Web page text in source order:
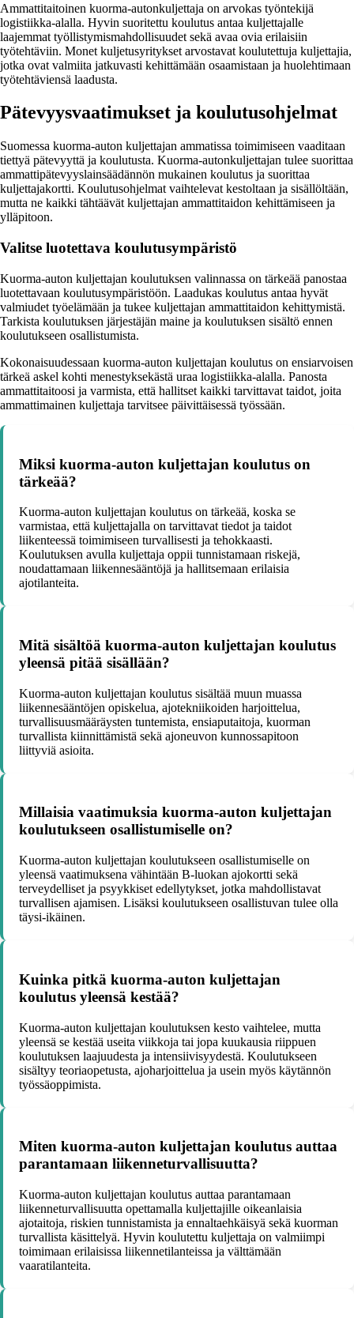
Ammattitaitoinen kuorma-autonkuljettaja on arvokas työntekijä
logistiikka-alalla. Hyvin suoritettu koulutus antaa kuljettajalle
laajemmat työllistymismahdollisuudet sekä avaa ovia erilaisiin
työtehtäviin. Monet kuljetusyritykset arvostavat koulutettuja kuljettajia,
jotka ovat valmiita jatkuvasti kehittämään osaamistaan ja huolehtimaan
työtehtäviensä laadusta.
Pätevyysvaatimukset ja koulutusohjelmat
Suomessa kuorma-auton kuljettajan ammatissa toimimiseen vaaditaan
tiettyä pätevyyttä ja koulutusta. Kuorma-autonkuljettajan tulee suorittaa
ammattipätevyyslainsäädännön mukainen koulutus ja suorittaa
kuljettajakortti. Koulutusohjelmat vaihtelevat kestoltaan ja sisällöltään,
mutta ne kaikki tähtäävät kuljettajan ammattitaidon kehittämiseen ja
ylläpitoon.
Valitse luotettava koulutusympäristö
Kuorma-auton kuljettajan koulutuksen valinnassa on tärkeää panostaa
luotettavaan koulutusympäristöön. Laadukas koulutus antaa hyvät
valmiudet työelämään ja tukee kuljettajan ammattitaidon kehittymistä.
Tarkista koulutuksen järjestäjän maine ja koulutuksen sisältö ennen
koulutukseen osallistumista.
Kokonaisuudessaan kuorma-auton kuljettajan koulutus on ensiarvoisen
tärkeä askel kohti menestyksekästä uraa logistiikka-alalla. Panosta
ammattitaitoosi ja varmista, että hallitset kaikki tarvittavat taidot, joita
ammattimainen kuljettaja tarvitsee päivittäisessä työssään.
Miksi kuorma-auton kuljettajan koulutus on
tärkeää?
Kuorma-auton kuljettajan koulutus on tärkeää, koska se
varmistaa, että kuljettajalla on tarvittavat tiedot ja taidot
liikenteessä toimimiseen turvallisesti ja tehokkaasti.
Koulutuksen avulla kuljettaja oppii tunnistamaan riskejä,
noudattamaan liikennesääntöjä ja hallitsemaan erilaisia
ajotilanteita.
Mitä sisältöä kuorma-auton kuljettajan koulutus
yleensä pitää sisällään?
Kuorma-auton kuljettajan koulutus sisältää muun muassa
liikennesääntöjen opiskelua, ajotekniikoiden harjoittelua,
turvallisuusmääräysten tuntemista, ensiaputaitoja, kuorman
turvallista kiinnittämistä sekä ajoneuvon kunnossapitoon
liittyviä asioita.
Millaisia vaatimuksia kuorma-auton kuljettajan
koulutukseen osallistumiselle on?
Kuorma-auton kuljettajan koulutukseen osallistumiselle on
yleensä vaatimuksena vähintään B-luokan ajokortti sekä
terveydelliset ja psyykkiset edellytykset, jotka mahdollistavat
turvallisen ajamisen. Lisäksi koulutukseen osallistuvan tulee olla
täysi-ikäinen.
Kuinka pitkä kuorma-auton kuljettajan
koulutus yleensä kestää?
Kuorma-auton kuljettajan koulutuksen kesto vaihtelee, mutta
yleensä se kestää useita viikkoja tai jopa kuukausia riippuen
koulutuksen laajuudesta ja intensiivisyydestä. Koulutukseen
sisältyy teoriaopetusta, ajoharjoittelua ja usein myös käytännön
työssäoppimista.
Miten kuorma-auton kuljettajan koulutus auttaa
parantamaan liikenneturvallisuutta?
Kuorma-auton kuljettajan koulutus auttaa parantamaan
liikenneturvallisuutta opettamalla kuljettajille oikeanlaisia
ajotaitoja, riskien tunnistamista ja ennaltaehkäisyä sekä kuorman
turvallista käsittelyä. Hyvin koulutettu kuljettaja on valmiimpi
toimimaan erilaisissa liikennetilanteissa ja välttämään
vaaratilanteita.